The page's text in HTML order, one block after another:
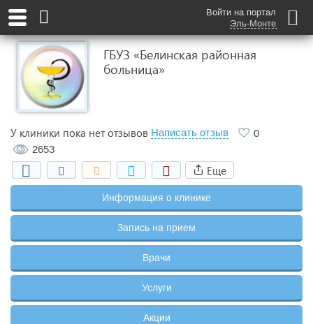
Войти на портал
Эль-Монте
ГБУЗ «Белинская районная
больница»
У клиники пока нет отзывов Написать отзыв
0
2653
Еще
Информация о клинике
Запись на прием
Врачи
Услуги
Акции